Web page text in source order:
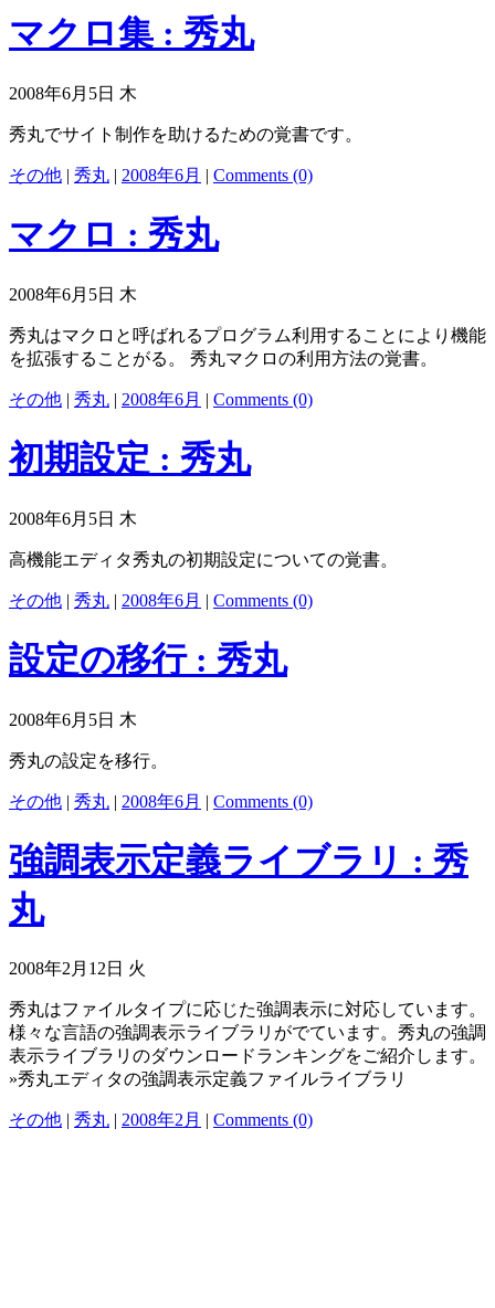
マクロ集 : 秀丸
2008年6月5日 木
秀丸でサイト制作を助けるための覚書です。
その他 | 秀丸 | 2008年6月 | Comments (0)
マクロ : 秀丸
2008年6月5日 木
秀丸はマクロと呼ばれるプログラム利用することにより機能
を拡張することがる。 秀丸マクロの利用方法の覚書。
その他 | 秀丸 | 2008年6月 | Comments (0)
初期設定 : 秀丸
2008年6月5日 木
高機能エディタ秀丸の初期設定についての覚書。
その他 | 秀丸 | 2008年6月 | Comments (0)
設定の移行 : 秀丸
2008年6月5日 木
秀丸の設定を移行。
その他 | 秀丸 | 2008年6月 | Comments (0)
強調表示定義ライブラリ : 秀
丸
2008年2月12日 火
秀丸はファイルタイプに応じた強調表示に対応しています。
様々な言語の強調表示ライブラリがでています。秀丸の強調
表示ライブラリのダウンロードランキングをご紹介します。
»秀丸エディタの強調表示定義ファイルライブラリ
その他 | 秀丸 | 2008年2月 | Comments (0)